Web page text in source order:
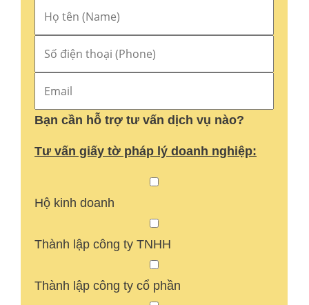
Bạn cần hỗ trợ tư vấn dịch vụ nào?
Tư vấn giấy tờ pháp lý doanh nghiệp:
Hộ kinh doanh
Thành lập công ty TNHH
Thành lập công ty cổ phần